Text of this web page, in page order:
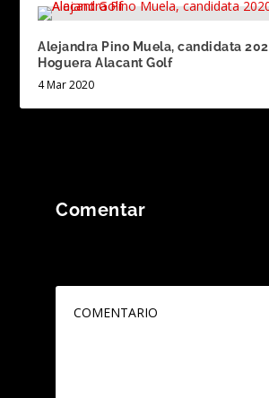
Alejandra Pino Muela, candidata
Hoguera Alacant Golf
4 Mar 2020
Comentar